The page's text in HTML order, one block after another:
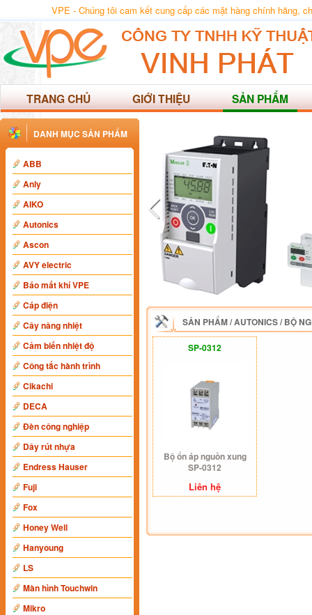
VPE - Chúng tôi cam kết cung cấp các mặt hàng chính hãng,
TRANG CHỦ GIỚI THIỆU SẢN PHẨM
DANH MỤC SẢN PHẨM
ABB
Anly
AIKO
Autonics
Ascon
AVY electric
Báo mất khí VPE
Cáp điện
Cây nâng nhiệt
Cảm biến nhiệt độ
Công tắc hành trình
Cikachi
DECA
Đèn công nghiệp
Dây rút nhựa
Endress Hauser
Fuji
Fox
Honey Well
Hanyoung
LS
Màn hình Touchwin
Mikro
SẢN PHẨM/AUTONICS/BỘ
SP-0312
Bộ ổn áp nguồn xung
SP-0312
Liên hệ